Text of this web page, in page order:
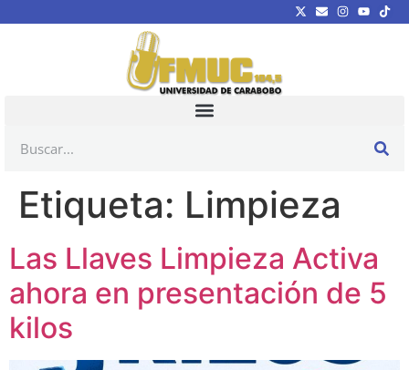
Etiqueta: Limpieza
Las Llaves Limpieza Activa
ahora en presentación de 5
kilos